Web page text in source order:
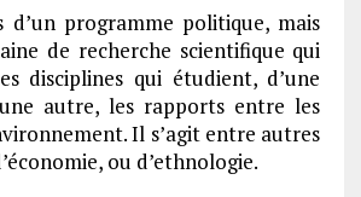
d’un programme politique, mais
de recherche scientifique qui
disciplines qui étudient, d’une
autre, les rapports entre les
Il s’agit entre autres
ou d’ethnologie.